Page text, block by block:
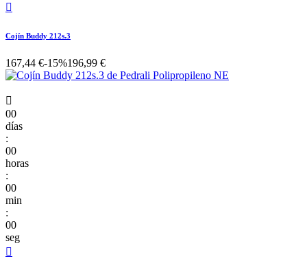

Cojín Buddy 212s.3
167,44 €-15%196,99 €

00
días
:
00
horas
:
00
min
:
00
seg
